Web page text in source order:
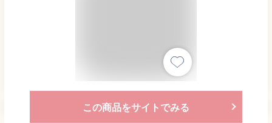
この商品をサイトでみる